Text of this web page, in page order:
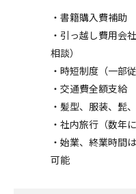
・書籍購入費補助
・引っ越し費用会
相談）
・時短制度（一部
・交通費全額支給
・髪型、服装、髭
・社内旅行（数年
・始業、終業時間
可能